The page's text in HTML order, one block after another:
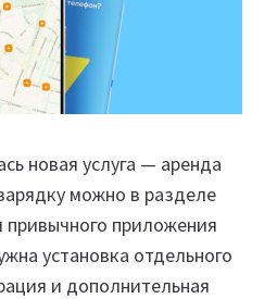
новая услуга — аренда
можно в разделе
привычного приложения
установка отдельного
и дополнительная